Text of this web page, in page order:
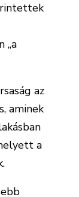
„a
az
aminek
a